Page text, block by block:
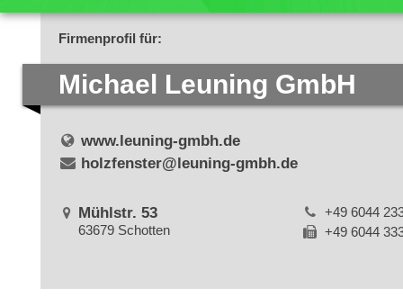
Firmenprofil für:
Michael Leuning GmbH
www.leuning-gmbh.de
holzfenster@leuning-gmbh.de
Mühlstr. 53
63679 Schotten
+49 6044
+49 6044